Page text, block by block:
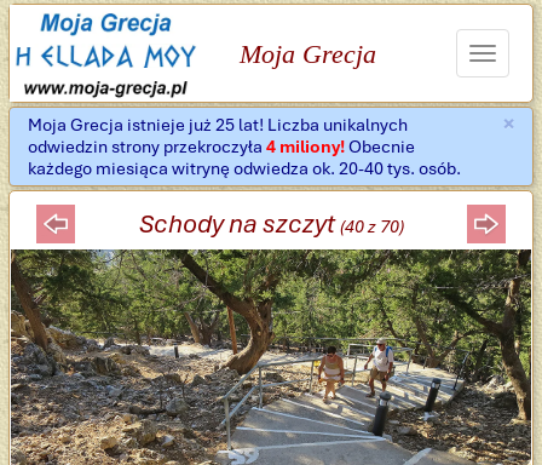
Moja Grecja
Toggle
×
Moja Grecja istnieje już 25 lat! Liczba unikalnych
odwiedzin strony przekroczyła 4 miliony!Obecnie
każdego miesiąca witrynę odwiedza ok. 20-40 tys. osób.
Schody na szczyt(40 z 70)